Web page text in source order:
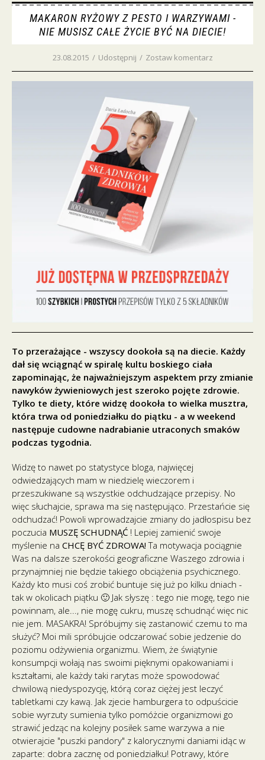
MAKARON RYŻOWY Z PESTO I WARZYWAMI -
NIE MUSISZ CAŁE ŻYCIE BYĆ NA DIECIE!
23.08.2015 / Udostępnij / Zostaw komentarz
To przerażające - wszyscy dookoła są na diecie. Każdy
dał się wciągnąć w spiralę kultu boskiego ciała
zapominając, że najważniejszym aspektem przy zmianie
nawyków żywieniowych jest szeroko pojęte zdrowie.
Tylko te diety, które widzę dookoła to wielka musztra,
która trwa od poniedziałku do piątku - a w weekend
następuje cudowne nadrabianie utraconych smaków
podczas tygodnia.
Widzę to nawet po statystyce bloga, najwięcej
odwiedzających mam w niedzielę wieczorem i
przeszukiwane są wszystkie odchudzające przepisy. No
więc słuchajcie, sprawa ma się następująco. Przestańcie się
odchudzać! Powoli wprowadzajcie zmiany do jadłospisu bez
poczucia MUSZĘ SCHUDNĄĆ ! Lepiej zamienić swoje
myślenie na CHCĘ BYĆ ZDROWA! Ta motywacja pociągnie
Was na dalsze szerokości geograficzne Waszego zdrowia i
przynajmniej nie będzie takiego obciążenia psychicznego.
Każdy kto musi coś zrobić buntuje się już po kilku dniach -
tak w okolicach piątku 🙂 Jak słyszę : tego nie mogę, tego nie
powinnam, ale..., nie mogę cukru, muszę schudnąć więc nic
nie jem. MASAKRA! Spróbujmy się zastanowić czemu to ma
służyć? Moi mili spróbujcie odczarować sobie jedzenie do
poziomu odżywienia organizmu. Wiem, że świątynie
konsumpcji wołają nas swoimi pięknymi opakowaniami i
kształtami, ale każdy taki rarytas może spowodować
chwilową niedyspozycję, którą coraz ciężej jest leczyć
tabletkami czy kawą. Jak zjecie hamburgera to odpuścicie
sobie wyrzuty sumienia tylko pomóżcie organizmowi go
strawić jedząc na kolejny posiłek same warzywa a nie
otwierajcie "puszki pandory" z kalorycznymi daniami idąc w
zaparte: dobra zacznę od poniedziałku! Potrawy, które